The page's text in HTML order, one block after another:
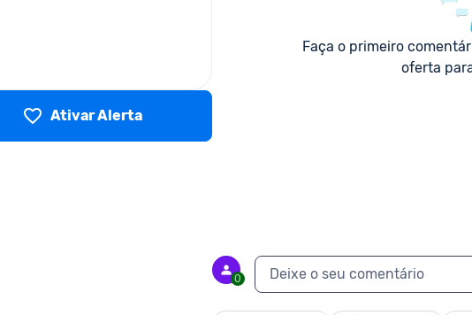
Ativar Alerta
Faça o primeiro
oferta
0 Deixe o seu comentário